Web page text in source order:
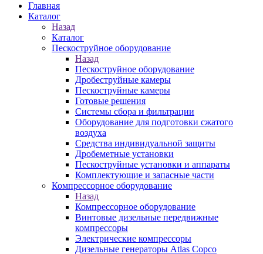
Главная
Каталог
Назад
Каталог
Пескоструйное оборудование
Назад
Пескоструйное оборудование
Дробеструйные камеры
Пескоструйные камеры
Готовые решения
Системы сбора и фильтрации
Оборудование для подготовки сжатого
воздуха
Средства индивидуальной защиты
Дробеметные установки
Пескоструйные установки и аппараты
Комплектующие и запасные части
Компрессорное оборудование
Назад
Компрессорное оборудование
Винтовые дизельные передвижные
компрессоры
Электрические компрессоры
Дизельные генераторы Atlas Copco